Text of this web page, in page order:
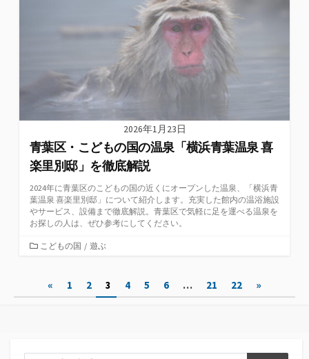
2026年1月23日
青葉区・こどもの国の温泉「横浜青葉温泉 喜
楽里別邸」を徹底解説
2024年に青葉区のこどもの国の近くにオープンした温泉、「横浜青
葉温泉 喜楽里別邸」について紹介します。充実した館内の温浴施設
やサービス、設備まで徹底解説。青葉区で気軽に足を運べる温泉を
お探しの人は、ぜひ参考にしてください。
カ
ー
こどもの国 / 遊ぶ
« 1 2 3 4 5 6 … 21 22 »